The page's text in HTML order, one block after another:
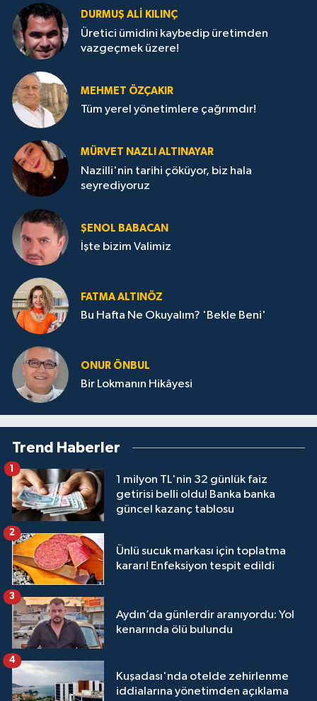
DURMUŞ ALI KILINÇ
Üretici ümidini kaybedip üretimden
vazgeçmek üzere!
MEHMET ÖZÇAKIR
Tüm yerel yönetimlere çağrımdır!
MÜRVET NAZLI ALTINAYAR
Nazilli'nin tarihi çöküyor, biz hala
seyrediyoruz
ŞENOL BABACAN
İşte bizim Valimiz
FATMA ALTINÖZ
Bu Hafta Ne Okuyalım? 'Bekle Beni'
ONUR ÖNBUL
Bir Lokmanın Hikâyesi
Trend Haberler
1 milyon TL'nin 32 günlük faiz
getirisi belli oldu! Banka banka
güncel kazanç tablosu
1
Ünlü sucuk markası için toplatma
kararı! Enfeksiyon tespit edildi
2
Aydın’da günlerdir aranıyordu: Yol
kenarında ölü bulundu
3
Kuşadası'nda otelde zehirlenme
iddialarına yönetimden açıklama
4